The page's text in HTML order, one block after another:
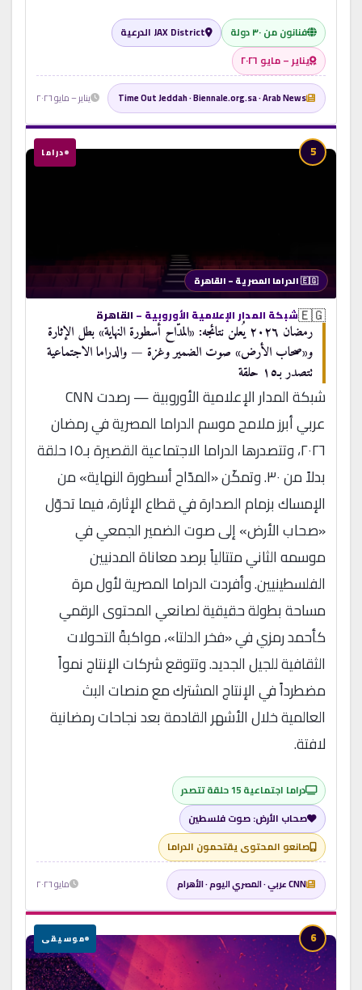
فنانون من ٣٠ دولة
JAX District الدرعية
يناير – مايو ٢٠٢٦
Time Out Jeddah · Biennale.org.sa · Arab News يناير – مايو ٢٠٢٦
5 دراما
🇪🇬 الدراما المصرية – القاهرة
🇪🇬شبكة المدار الإعلامية الأوروبية – القاهرة
رمضان ٢٠٢٦ يُعلن نتائجه: «المدّاح أسطورة النهاية» بطل الإثارة
و«صحاب الأرض» صوت الضمير وغزة — والدراما الاجتماعية
تتصدر بـ١٥ حلقة
شبكة المدار الإعلامية الأوروبية — رصدت CNN
عربي أبرز ملامح موسم الدراما المصرية في رمضان
٢٠٢٦، وتتصدرها الدراما الاجتماعية القصيرة بـ١٥ حلقة
بدلاً من ٣٠. وتمكّن «المدّاح أسطورة النهاية» من
الإمساك بزمام الصدارة في قطاع الإثارة، فيما تحوّل
«صحاب الأرض» إلى صوت الضمير الجمعي في
موسمه الثاني متتالياً برصد معاناة المدنيين
الفلسطينيين. وأفردت الدراما المصرية لأول مرة
مساحة بطولة حقيقية لصانعي المحتوى الرقمي
كأحمد رمزي في «فخر الدلتا»، مواكبةً التحولات
الثقافية للجيل الجديد. وتتوقع شركات الإنتاج نمواً
مضطرداً في الإنتاج المشترك مع منصات البث
العالمية خلال الأشهر القادمة بعد نجاحات رمضانية
لافتة.
دراما اجتماعية 15 حلقة تتصدر
صحاب الأرض: صوت فلسطين
صانعو المحتوى يقتحمون الدراما
CNN عربي · المصري اليوم · الأهرام مايو ٢٠٢٦
6 موسيقى